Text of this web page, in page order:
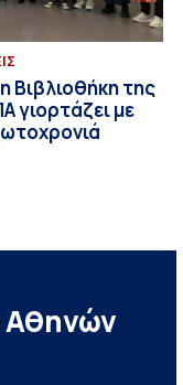
Βιβλιοθήκη της
γιορτάζει με
Αθηνών